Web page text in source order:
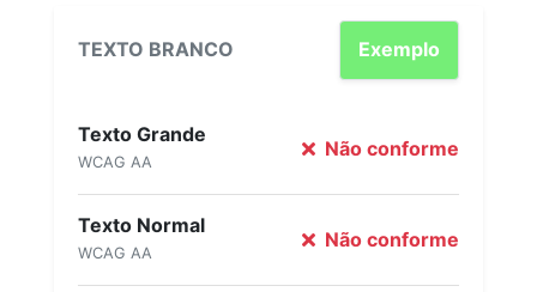
TEXTO BRANCO Exemplo
Texto Grande
WCAG AA
Não conforme
Texto Normal
WCAG AA
Não conforme